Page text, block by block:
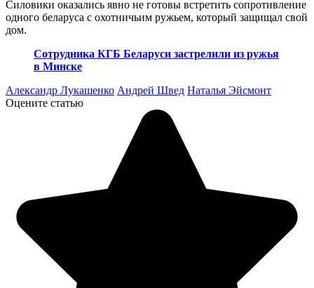
Силовики оказались явно не готовы встретить сопротивление
одного беларуса с охотничьим ружьем, который защищал свой
дом.
Сотрудника КГБ Беларуси застрелили из ружья
в Минске
Александр Лукашенко Андрей Швед Наталья Эйсмонт
Оцените статью